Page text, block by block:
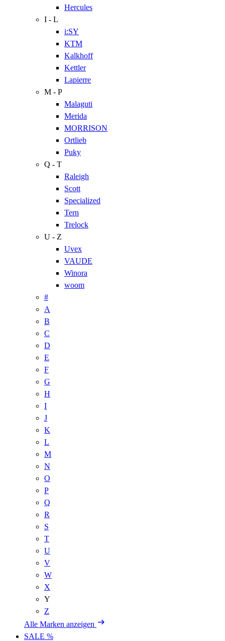
Hercules
I - L
i:SY
KTM
Kalkhoff
Kettler
Lapierre
M - P
Malaguti
Merida
MORRISON
Ortlieb
Puky
Q - T
Raleigh
Scott
Specialized
Tern
Trelock
U - Z
Uvex
VAUDE
Winora
woom
#
A
B
C
D
E
F
G
H
I
J
K
L
M
N
O
P
Q
R
S
T
U
V
W
X
Y
Z
Alle Marken anzeigen
SALE %